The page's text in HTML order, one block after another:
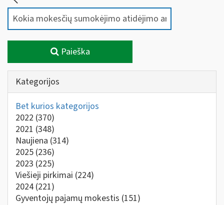
Paieška
Kategorijos
Bet kurios kategorijos
2022 (370)
2021 (348)
Naujiena (314)
2025 (236)
2023 (225)
Viešieji pirkimai (224)
2024 (221)
Gyventojų pajamų mokestis (151)